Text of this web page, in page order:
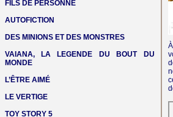
FILS DE PERSONNE
AUTOFICTION
DES MINIONS ET DES MONSTRES
VAIANA, LA LEGENDE DU BOUT DU
MONDE
L’ÊTRE AIMÉ
LE VERTIGE
TOY STORY 5